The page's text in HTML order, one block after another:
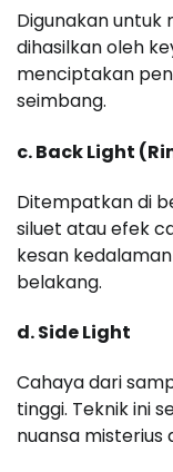
Digunakan untuk
dihasilkan oleh
menciptakan
seimbang.
c. Back Light
Ditempatkan di
siluet atau efek
kesan
belakang.
d. Side Light
Cahaya dari
tinggi. Teknik ini
nuansa misterius